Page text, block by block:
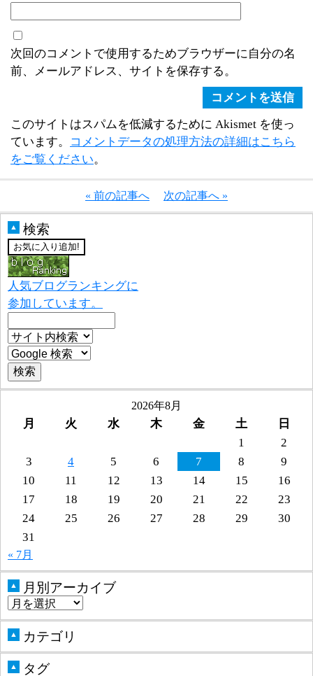
次回のコメントで使用するためブラウザーに自分の名
前、メールアドレス、サイトを保存する。
このサイトはスパムを低減するために Akismet を使っ
ています。
コメントデータの処理方法の詳細はこちら
をご覧ください
« 前の記事へ 次の記事へ »
▲ 検索
人気ブログランキングに
参加しています。
2026年8月
月 火 水 木 金 土
日
1
2
3
4 5 6 7 8
9
10
11 12 13 14 15
16
17
18 19 20 21 22
23
24
25 26 27 28 29
30
31
« 7月
▲ 月別アーカイブ
▲ カテゴリ
▲ タグ